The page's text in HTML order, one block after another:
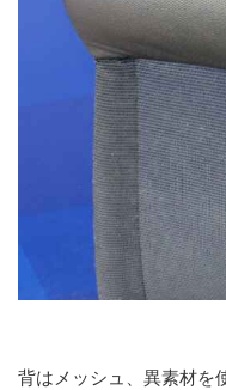
背はメッシュ、異素材を